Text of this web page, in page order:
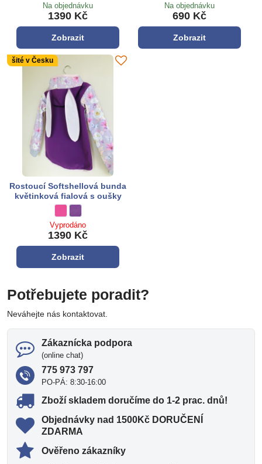
Na objednávku
1390 Kč
Zobrazit
Na objednávku
690 Kč
Zobrazit
šité v Česku
Rostoucí Softshellová bunda
květinková fialová s oušky
Vyprodáno
1390 Kč
Zobrazit
Potřebujete poradit?
Neváhejte nás kontaktovat.
Zákaznícka podpora
(online chat)
775 973 797
PO-PÁ: 8:30-16:00
Zboží skladem doručíme do 1-2 prac​. dnů!
Objednávky nad 1500Kč DORUČENÍ
ZDARMA
Ověřeno zákazníky